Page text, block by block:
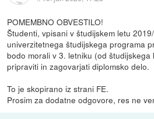
POMEMBNO OBVESTILO!
Študenti, vpisani v študijskem letu
univerzitetnega študijskega programa
bodo morali v 3. letniku (od
pripraviti in zagovarjati diplomsko delo.
To je skopirano iz strani FE.
Prosim za dodatne odgovore, res ne